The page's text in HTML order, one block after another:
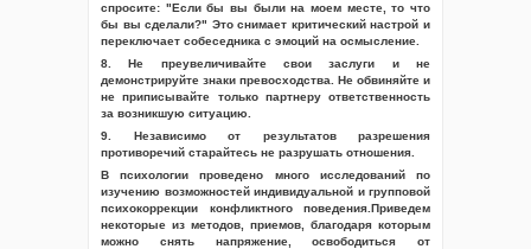
спросите: "Если бы вы были на моем месте, то что
бы вы сделали?" Это снимает критический настрой и
переключает собеседника с эмоций на осмысление.
8. Не преувеличивайте свои заслуги и не
демонстрируйте знаки превосходства. Не обвиняйте и
не приписывайте только партнеру ответственность
за возникшую ситуацию.
9. Независимо от результатов разрешения
противоречий старайтесь не разрушать отношения.
В психологии проведено много исследований по
изучению возможностей индивидуальной и групповой
психокоррекции конфликтного поведения.Приведем
некоторые из методов, приемов, благодаря которым
можно снять напряжение, освободиться от